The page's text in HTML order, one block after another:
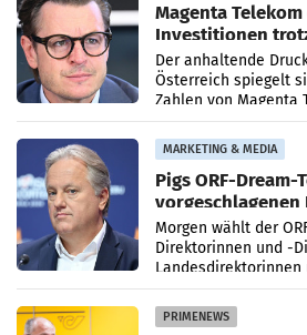
Magenta
Investitionen
Umsatzrückgang
Der anhaltende
Österreich spiegelt
Zahlen von Magenta
ersten sechs
verzeichnete
MARKETING & MEDIA
Pigs ORF-Dream-
Direktorinnen
Morgen wählt der
Direktorinnen und -
Landesdirektorinnen
köpfige Wunschteam
amtierenden
PRIMENEWS